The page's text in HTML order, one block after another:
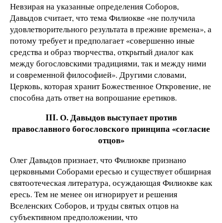
Невзирая на указанные определения Соборов,
Давыдов считает, что тема Филиокве «не получила
удовлетворительного результата в прежние времена», а
потому требует и предполагает «совершенно иные
средства и образ творчества, открытый диалог как
между богословскими традициями, так и между ними
и современной философией». Другими словами,
Церковь, которая хранит Божественное Откровение, не
способна дать ответ на вопрошание еретиков.
III. О. Давыдов выступает против
православного богословского принципа «согласие
отцов»
Олег Давыдов признает, что Филиокве признано
церковными Соборами ересью и существует обширная
святоотеческая литература, осуждающая Филиокве как
ересь. Тем не менее он игнорирует и решения
Вселенских Соборов, и труды святых отцов на
субъективном предположении, что